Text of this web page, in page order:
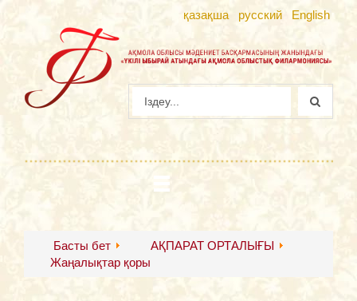
қазақша русский English
Басты бет
АҚПАРАТ ОРТАЛЫҒЫ
Жаңалықтар қоры